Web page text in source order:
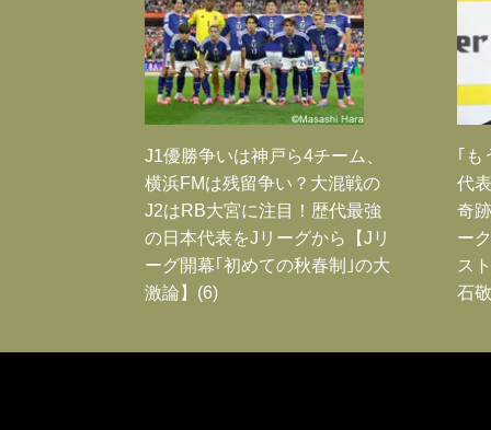
J1優勝争いは神戸ら4チーム、
横浜FMは残留争い？大混戦の
J2はRB大宮に注目！歴代最強
の日本代表をJリーグから【Jリ
ーグ開幕｢初めての秋春制｣の大
激論】(6)
｢も
代
奇
ー
ス
石